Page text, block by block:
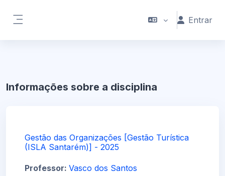
Entrar
Informações sobre a disciplina
Gestão das Organizações [Gestão Turística
(ISLA Santarém)] - 2025
Professor: Vasco dos Santos